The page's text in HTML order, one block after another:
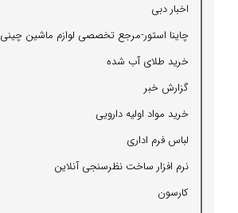
اخبار دبی
چاینا استور-مرجع تخصصی لوازم ماشین چینی
خرید طلای آب شده
گزارش خبر
خرید مواد اولیه دارویی
لباس فرم اداری
نرم افزار ساخت نظرسنجی آنلاین
كارسون